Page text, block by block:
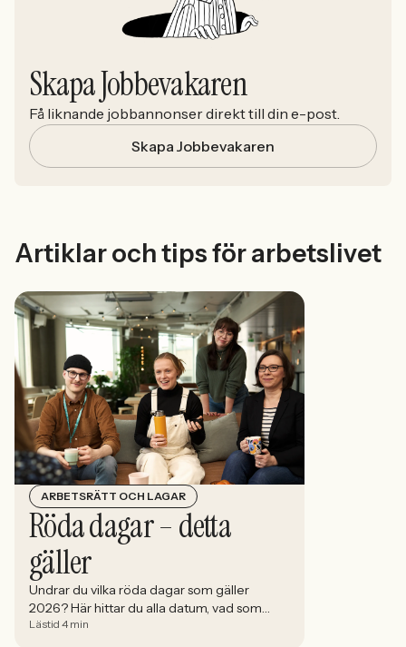
Skapa Jobbevakaren
Få liknande jobbannonser direkt till din e-post.
Skapa Jobbevakaren
Artiklar och tips för arbetslivet
ARBETSRÄTT OCH LAGAR
Röda dagar – detta
gäller
Undrar du vilka röda dagar som gäller
2026? Här hittar du alla datum, vad som
gäller för OB-tillägg och hur du maxar
Lästid 4 min